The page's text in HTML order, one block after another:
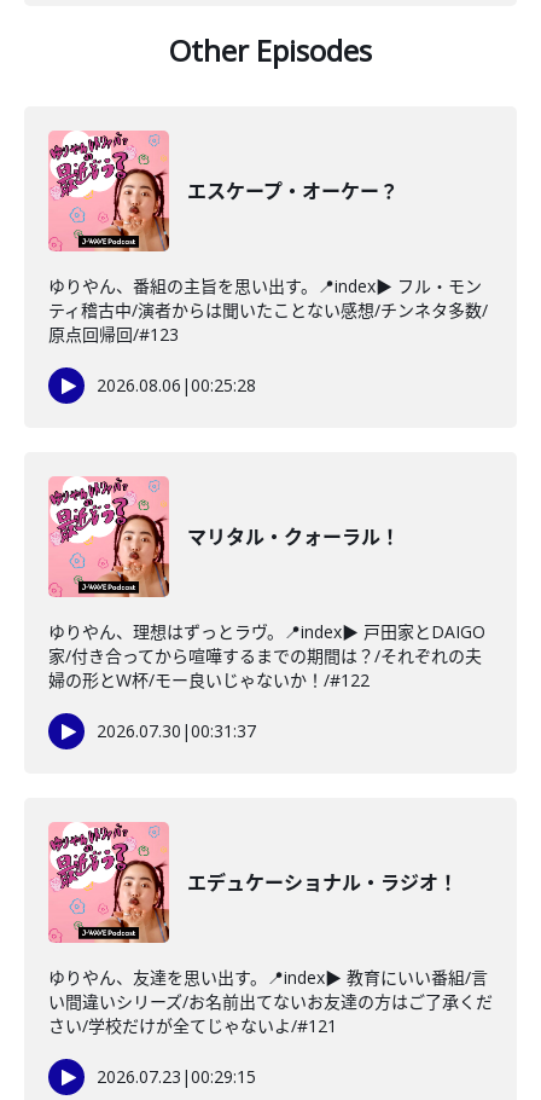
Other Episodes
エスケープ・オーケー？
ゆりやん、番組の主旨を思い出す。📍index▶ フル・モン
ティ稽古中/演者からは聞いたことない感想/チンネタ多数/
原点回帰回/#123
2026.08.06 |00:25:28
マリタル・クォーラル！
ゆりやん、理想はずっとラヴ。📍index▶ 戸田家とDAIGO
家/付き合ってから喧嘩するまでの期間は？/それぞれの夫
婦の形とW杯/モー良いじゃないか！/#122
2026.07.30 |00:31:37
エデュケーショナル・ラジオ！
ゆりやん、友達を思い出す。📍index▶ 教育にいい番組/言
い間違いシリーズ/お名前出てないお友達の方はご了承くだ
さい/学校だけが全てじゃないよ/#121
2026.07.23 |00:29:15